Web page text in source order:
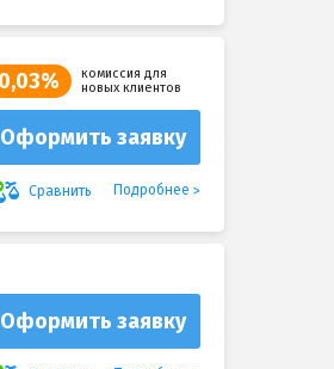
0,03%
комиссия для
новых клиентов
Оформить заявку
Сравнить Подробнее
Оформить заявку